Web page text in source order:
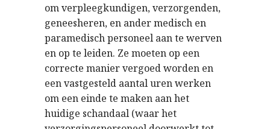
om verpleegkundigen, verzorgenden,
geneesheren, en ander medisch en
paramedisch personeel aan te werven
en op te leiden. Ze moeten op een
correcte manier vergoed worden en
een vastgesteld aantal uren werken
om een einde te maken aan het
huidige schandaal (waar het